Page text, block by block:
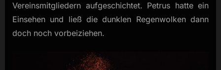
Vereinsmitgliedern aufgeschichtet. Petrus hatte ein
Einsehen und ließ die dunklen Regenwolken dann
doch noch vorbeiziehen.